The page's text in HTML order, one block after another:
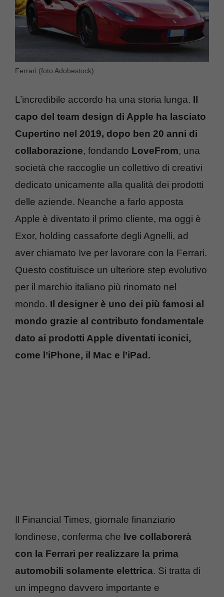
Ferrari (foto Adobestock)
L’incredibile accordo ha una storia lunga. Il
capo del team design di Apple ha lasciato
Cupertino nel 2019, dopo ben 20 anni di
collaborazione, fondando LoveFrom, una
società che raccoglie un collettivo di creativi
dedicato unicamente alla qualità dei prodotti
delle aziende. Neanche a farlo apposta
Apple è diventato il primo cliente, ma oggi è
Exor, holding cassaforte degli Agnelli, ad
aver chiamato Ive per lavorare con la Ferrari.
Questo costituisce un ulteriore step evolutivo
per il marchio italiano più rinomato nel
mondo. Il designer è uno dei più famosi al
mondo grazie al contributo fondamentale
dato ai prodotti Apple diventati iconici,
come l’iPhone, il Mac e l’iPad.
Il Financial Times, giornale finanziario
londinese, conferma che Ive collaborerà
con la Ferrari per realizzare la prima
automobili solamente elettrica. Si tratta di
un impegno davvero importante e